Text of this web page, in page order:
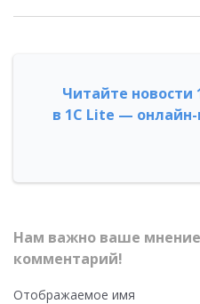
Читайте новости
в 1С Lite —
Нам важно ваше
комментарий!
Отображаемое имя